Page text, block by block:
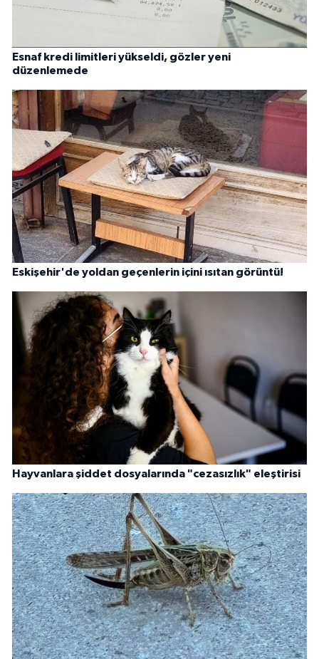
Esnaf kredi limitleri yükseldi, gözler yeni
düzenlemede
Eskişehir'de yoldan geçenlerin içini ısıtan görüntü!
Hayvanlara şiddet dosyalarında "cezasızlık" eleştirisi